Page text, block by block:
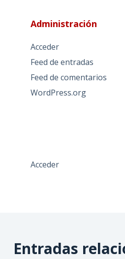
Administración
Acceder
Feed de entradas
Feed de comentarios
WordPress.org
Acceder
Entradas